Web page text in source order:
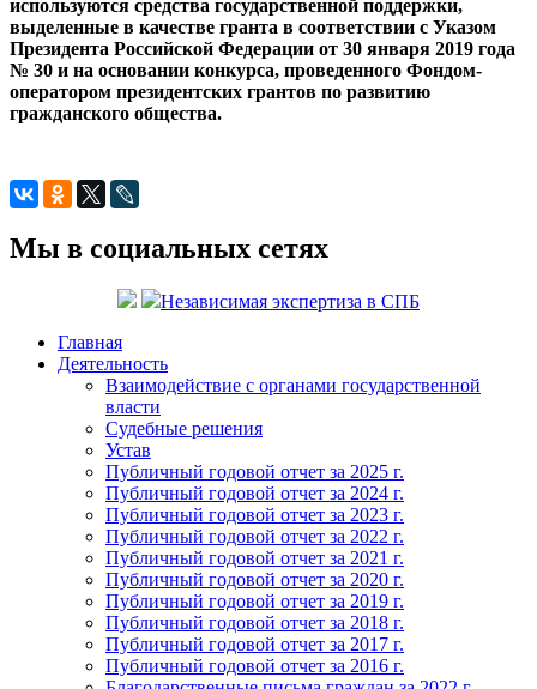
используются средства государственной поддержки,
выделенные в качестве гранта в соответствии с Указом
Президента Российской Федерации от 30 января 2019 года
№ 30 и на основании конкурса, проведенного Фондом-
оператором президентских грантов по развитию
гражданского общества.
Мы в социальных сетях
Независимая экспертиза в СПБ
Главная
Деятельность
Взаимодействие с органами государственной
власти
Судебные решения
Устав
Публичный годовой отчет за 2025 г.
Публичный годовой отчет за 2024 г.
Публичный годовой отчет за 2023 г.
Публичный годовой отчет за 2022 г.
Публичный годовой отчет за 2021 г.
Публичный годовой отчет за 2020 г.
Публичный годовой отчет за 2019 г.
Публичный годовой отчет за 2018 г.
Публичный годовой отчет за 2017 г.
Публичный годовой отчет за 2016 г.